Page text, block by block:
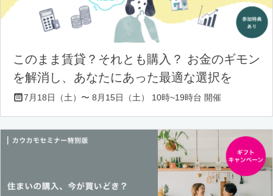
このまま賃貸？それとも購入？ お金のギモン
を解消し、あなたにあった最適な選択を
7月18日（土）〜 8月15日（土） 10時~19時台 開催